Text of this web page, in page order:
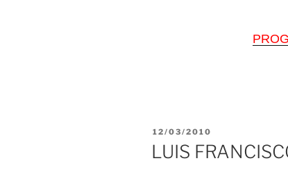
PUBLICADO
12/03/2010
LUIS